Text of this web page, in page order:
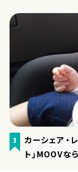
3
カーシェア・
ト」MOOVな